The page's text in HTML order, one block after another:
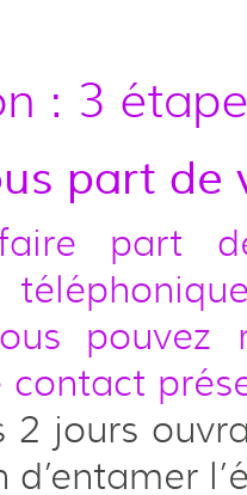
: 3
part
part
2 jours